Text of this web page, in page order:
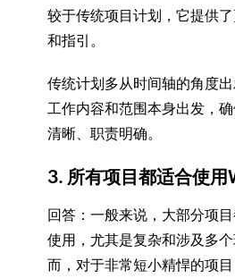
较于传统项目计划，它提供
和指引。
传统计划多从时间轴的角度
工作内容和范围本身出发，
清晰、职责明确。
3. 所有项目都适合使用
回答：一般来说，大部分项
使用，尤其是复杂和涉及多
而，对于非常短小精悍的项